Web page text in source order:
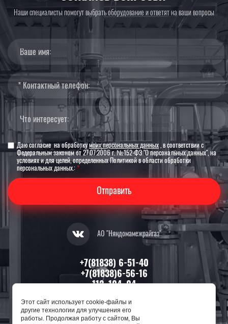
Наши специалисты помогут выбрать оборудование и ответят на ваши вопросы
Даю согласие на обработку моих персональных данных , в соответствии с
Федеральным законом от 27.07.2006 г. №152-ФЗ "О персональных данных", на
условиях и для целей, определенных Политикой в области обработки
персональных данных.: *
Отправить
АО "Няндомамежрайгаз"
+7(81838) 6-51-40
+7(81838)6-56-16
112, 104, 04
164200, Архангельская область,
г. Няндома, ул. П.Морозова, д. 13
Этот сайт использует cookie-файлы и
другие технологии для улучшения его
работы. Продолжая работу с сайтом, Вы